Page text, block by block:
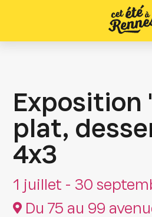
Exposition
plat,
4x3
1 juillet - 30
Du 75 au 99